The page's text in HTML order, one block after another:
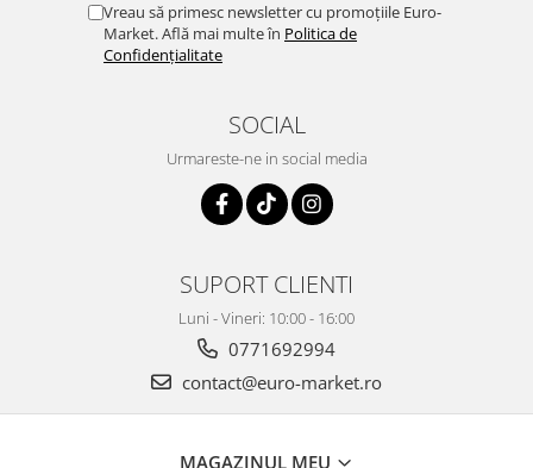
Vreau să primesc newsletter cu promoțiile Euro-
Market. Află mai multe în Politica de
Confidențialitate
SOCIAL
Urmareste-ne in social media
SUPORT CLIENTI
Luni - Vineri: 10:00 - 16:00
0771692994
contact@euro-market.ro
MAGAZINUL MEU